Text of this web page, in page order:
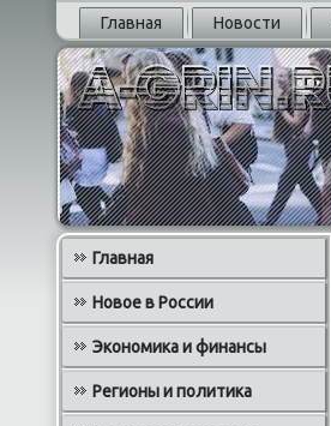
Главная Новости
Главная
Новое в России
Экономика и финансы
Регионы и политика